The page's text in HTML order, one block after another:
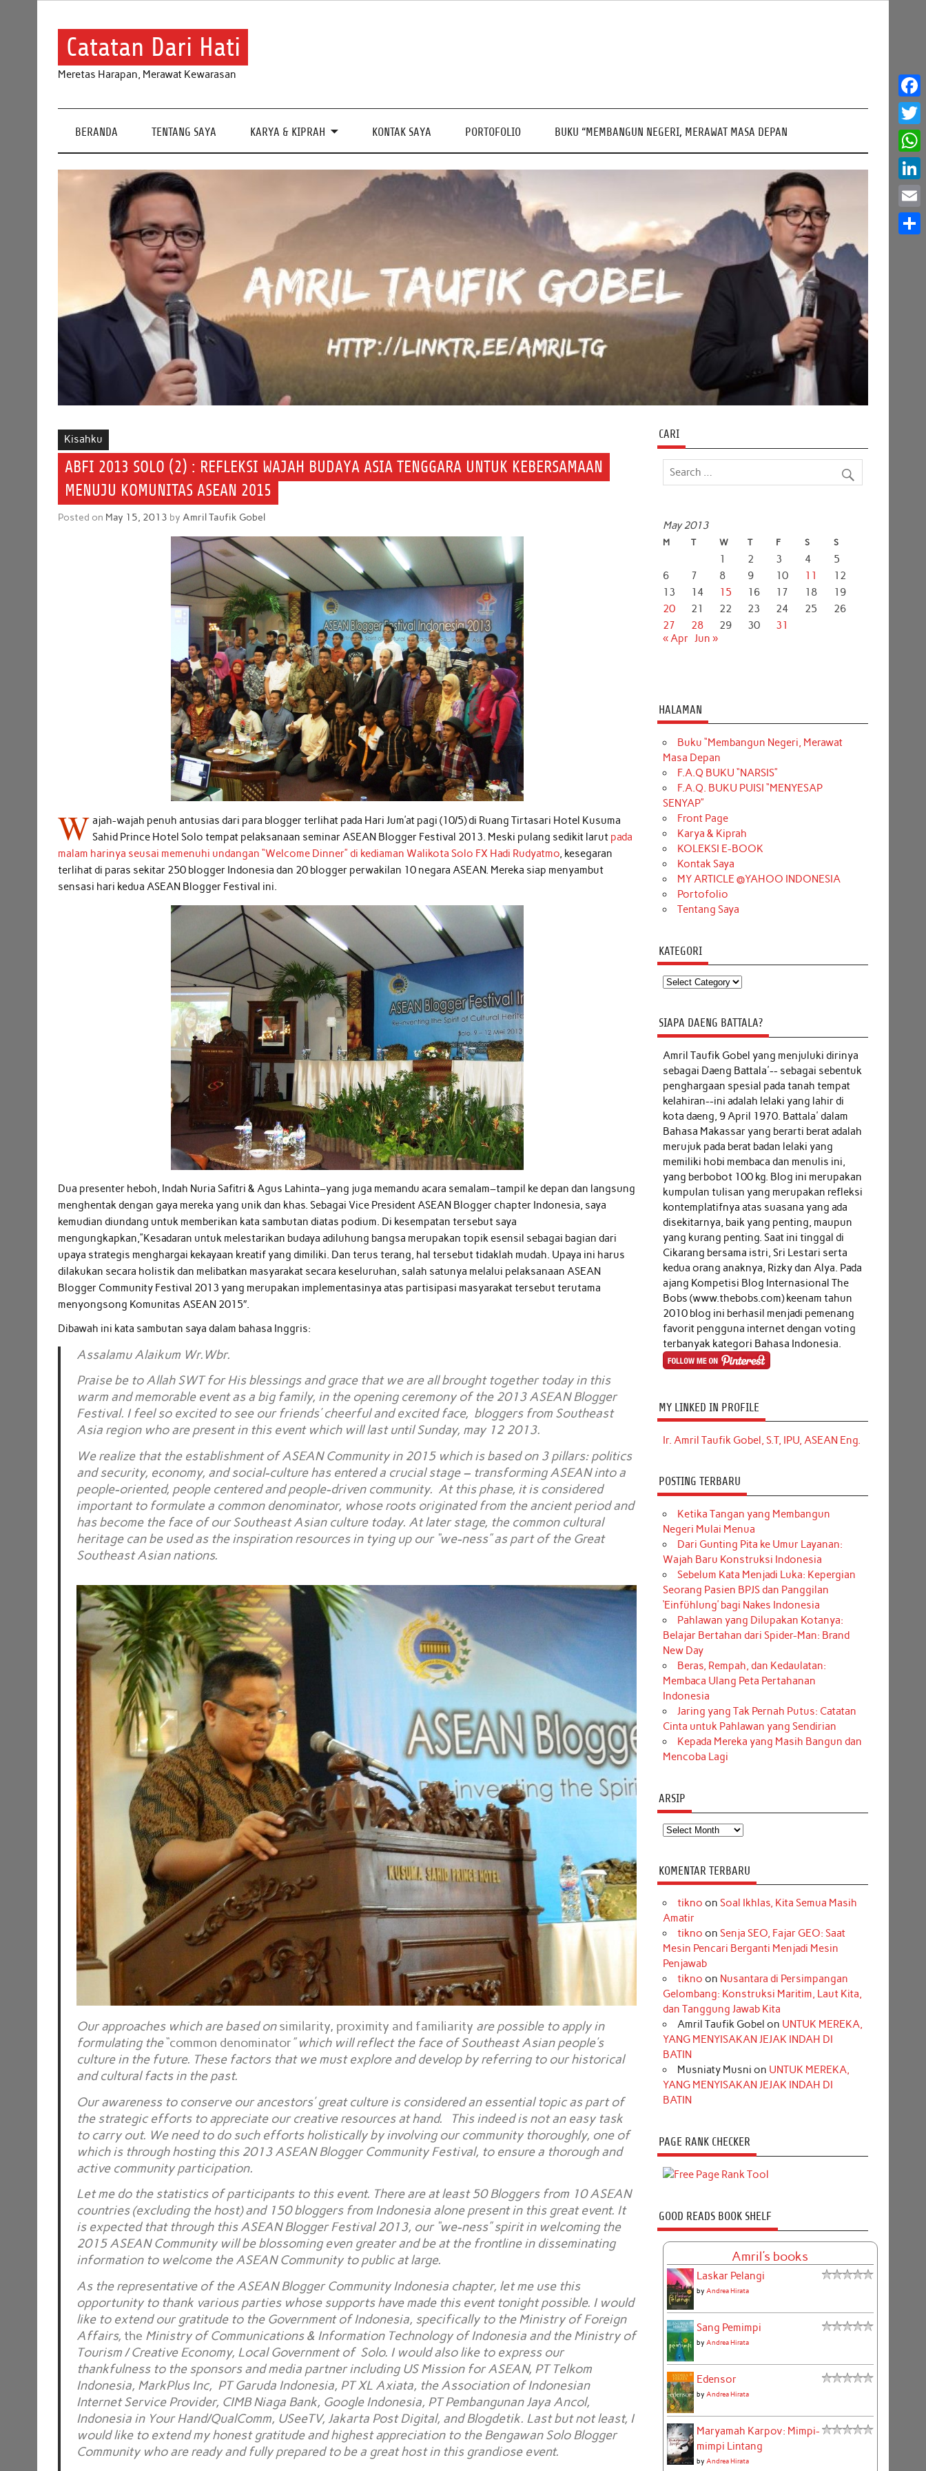
Catatan Dari Hati
Meretas Harapan, Merawat Kewarasan
BERANDA TENTANG SAYA KARYA & KIPRAH KONTAK SAYA PORTOFOLIO BUKU “MEMBANGUN NEGERI, MERAWAT MASA DEPAN
Kisahku
ABFI 2013 SOLO (2) : REFLEKSI WAJAH BUDAYA ASIA TENGGARA UNTUK KEBERSAMAAN
MENUJU KOMUNITAS ASEAN 2015
Posted on May 15, 2013 byAmril Taufik Gobel
W ajah-wajah penuh antusias dari para blogger terlihat pada Hari Jum’at pagi (10/5) di Ruang Tirtasari Hotel Kusuma
Sahid Prince Hotel Solo tempat pelaksanaan seminar ASEAN Blogger Festival 2013. Meski pulang sedikit larut pada
malam harinya seusai memenuhi undangan “Welcome Dinner” di kediaman Walikota Solo FX Hadi Rudyatmo , kesegaran
terlihat di paras sekitar 250 blogger Indonesia dan 20 blogger perwakilan 10 negara ASEAN. Mereka siap menyambut
sensasi hari kedua ASEAN Blogger Festival ini.
Dua presenter heboh, Indah Nuria Safitri & Agus Lahinta–yang juga memandu acara semalam–tampil ke depan dan langsung
menghentak dengan gaya mereka yang unik dan khas. Sebagai Vice President ASEAN Blogger chapter Indonesia, saya
kemudian diundang untuk memberikan kata sambutan diatas podium. Di kesempatan tersebut saya
mengungkapkan,”Kesadaran untuk melestarikan budaya adiluhung bangsa merupakan topik esensil sebagai bagian dari
upaya strategis menghargai kekayaan kreatif yang dimiliki. Dan terus terang, hal tersebut tidaklah mudah. Upaya ini harus
dilakukan secara holistik dan melibatkan masyarakat secara keseluruhan, salah satunya melalui pelaksanaan ASEAN
Blogger Community Festival 2013 yang merupakan implementasinya atas partisipasi masyarakat tersebut terutama
menyongsong Komunitas ASEAN 2015″.
Dibawah ini kata sambutan saya dalam bahasa Inggris:
Assalamu Alaikum Wr.Wbr.
Praise be to Allah SWT for His blessings and grace that we are all brought together today in this
warm and memorable event as a big family, in the opening ceremony of the 2013 ASEAN Blogger
Festival. I feel so excited to see our friends’ cheerful and excited face, bloggers from Southeast
Asia region who are present in this event which will last until Sunday, may 12 2013.
We realize that the establishment of ASEAN Community in 2015 which is based on 3 pillars: politics
and security, economy, and social-culture has entered a crucial stage – transforming ASEAN into a
people-oriented, people centered and people-driven community. At this phase, it is considered
important to formulate a common denominator, whose roots originated from the ancient period and
has become the face of our Southeast Asian culture today. At later stage, the common cultural
heritage can be used as the inspiration resources in tying up our “we-ness” as part of the Great
Southeast Asian nations.
Our approaches which are based onsimilarity, proximity and familiarity are possible to apply in
formulating the“common denominator” which will reflect the face of Southeast Asian people’s
culture in the future. These factors that we must explore and develop by referring to our historical
and cultural facts in the past.
Our awareness to conserve our ancestors’ great culture is considered an essential topic as part of
the strategic efforts to appreciate our creative resources at hand. This indeed is not an easy task
to carry out. We need to do such efforts holistically by involving our community thoroughly, one of
which is through hosting this 2013 ASEAN Blogger Community Festival, to ensure a thorough and
active community participation.
Let me do the statistics of participants to this event. There are at least 50 Bloggers from 10 ASEAN
countries (excluding the host) and 150 bloggers from Indonesia alone present in this great event. It
is expected that through this ASEAN Blogger Festival 2013, our “we-ness” spirit in welcoming the
2015 ASEAN Community will be blossoming even greater and be at the frontline in disseminating
information to welcome the ASEAN Community to public at large.
As the representative of the ASEAN Blogger Community Indonesia chapter, let me use this
opportunity to thank various parties whose supports have made this event tonight possible. I would
like to extend our gratitude to the Government of Indonesia, specifically to the Ministry of Foreign
Affairs, the Ministry of Communications & Information Technology of Indonesia and the Ministry of
Tourism / Creative Economy, Local Government of Solo. I would also like to express our
thankfulness to the sponsors and media partner including US Mission for ASEAN, PT Telkom
Indonesia, MarkPlus Inc, PT Garuda Indonesia, PT XL Axiata, the Association of Indonesian
Internet Service Provider, CIMB Niaga Bank, Google Indonesia, PT Pembangunan Jaya Ancol,
Indonesia in Your Hand/QualComm, USeeTV, Jakarta Post Digital, and Blogdetik. Last but not least, I
would like to extend my honest gratitude and highest appreciation to the Bengawan Solo Blogger
Community who are ready and fully prepared to be a great host in this grandiose event.
CARI
May 2013
M T W T F S S
1 2 3 4
5
6
7 8 9 10 11
12
13
14 15 16 17 18
19
20
21 22 23 24 25
26
27
28 29 30
31
« Apr Jun »
HALAMAN
Buku “Membangun Negeri, Merawat
Masa Depan
F.A.Q BUKU “NARSIS”
F.A.Q. BUKU PUISI “MENYESAP
SENYAP”
Front Page
Karya & Kiprah
KOLEKSI E-BOOK
Kontak Saya
MY ARTICLE @YAHOO INDONESIA
Portofolio
Tentang Saya
KATEGORI
Kategori
SIAPA DAENG BATTALA?
Amril Taufik Gobel yang menjuluki dirinya
sebagai Daeng Battala'-- sebagai sebentuk
penghargaan spesial pada tanah tempat
kelahiran--ini adalah lelaki yang lahir di
kota daeng, 9 April 1970. Battala' dalam
Bahasa Makassar yang berarti berat adalah
merujuk pada berat badan lelaki yang
memiliki hobi membaca dan menulis ini,
yang berbobot 100 kg. Blog ini merupakan
kumpulan tulisan yang merupakan refleksi
kontemplatifnya atas suasana yang ada
disekitarnya, baik yang penting, maupun
yang kurang penting. Saat ini tinggal di
Cikarang bersama istri, Sri Lestari serta
kedua orang anaknya, Rizky dan Alya. Pada
ajang Kompetisi Blog Internasional The
Bobs (www.thebobs.com) keenam tahun
2010 blog ini berhasil menjadi pemenang
favorit pengguna internet dengan voting
terbanyak kategori Bahasa Indonesia.
MY LINKED IN PROFILE
Ir. Amril Taufik Gobel, S.T, IPU, ASEAN Eng.
POSTING TERBARU
Ketika Tangan yang Membangun
Negeri Mulai Menua
Dari Gunting Pita ke Umur Layanan:
Wajah Baru Konstruksi Indonesia
Sebelum Kata Menjadi Luka: Kepergian
Seorang Pasien BPJS dan Panggilan
‘Einfühlung’ bagi Nakes Indonesia
Pahlawan yang Dilupakan Kotanya:
Belajar Bertahan dari Spider-Man: Brand
New Day
Beras, Rempah, dan Kedaulatan:
Membaca Ulang Peta Pertahanan
Indonesia
Jaring yang Tak Pernah Putus: Catatan
Cinta untuk Pahlawan yang Sendirian
Kepada Mereka yang Masih Bangun dan
Mencoba Lagi
ARSIP
Arsip
KOMENTAR TERBARU
tikno on Soal Ikhlas, Kita Semua Masih
Amatir
tikno on Senja SEO, Fajar GEO: Saat
Mesin Pencari Berganti Menjadi Mesin
Penjawab
tikno on Nusantara di Persimpangan
Gelombang: Konstruksi Maritim, Laut Kita,
dan Tanggung Jawab Kita
Amril Taufik Gobel on UNTUK MEREKA,
YANG MENYISAKAN JEJAK INDAH DI
BATIN
Musniaty Musni on UNTUK MEREKA,
YANG MENYISAKAN JEJAK INDAH DI
BATIN
PAGE RANK CHECKER
GOOD READS BOOK SHELF
Amril's books
Laskar Pelangi
by Andrea Hirata
Sang Pemimpi
by Andrea Hirata
Edensor
by Andrea Hirata
Maryamah Karpov: Mimpi-
mimpi Lintang
by Andrea Hirata
Email